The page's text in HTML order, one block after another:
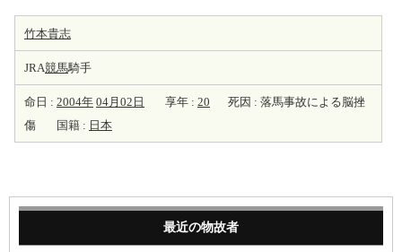
竹本貴志
JRA競馬騎手
命日 : 2004年 04月02日 享年 : 20
死因 : 落馬事故による脳挫
傷
国籍 : 日本
最近の物故者